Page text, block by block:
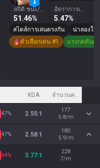
สถิติ ชนะ/แพ้
51.46%
อัตราการเลือก
5.47%
สไตล์การเล่นตรงกัน
น่าลองให
ตัวเลือกเด่น #1
แรงกดดันแ
KDA จำนวนครีป
47% 2.55:1
177
5.8/m
47% 2.58:1
180
5.9/m
64% 3.77:1
228
7/m